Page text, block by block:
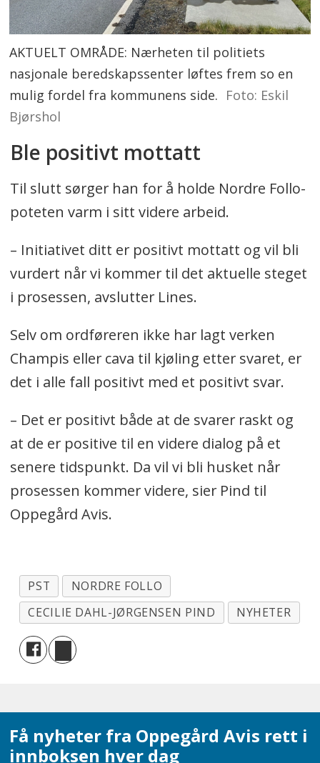
AKTUELT OMRÅDE: Nærheten til politiets
nasjonale beredskapssenter løftes frem so en
mulig fordel fra kommunens side. Foto: Eskil
Bjørshol
Ble positivt mottatt
Til slutt sørger han for å holde Nordre Follo-
poteten varm i sitt videre arbeid.
– Initiativet ditt er positivt mottatt og vil bli
vurdert når vi kommer til det aktuelle steget
i prosessen, avslutter Lines.
Selv om ordføreren ikke har lagt verken
Champis eller cava til kjøling etter svaret, er
det i alle fall positivt med et positivt svar.
– Det er positivt både at de svarer raskt og
at de er positive til en videre dialog på et
senere tidspunkt. Da vil vi bli husket når
prosessen kommer videre, sier Pind til
Oppegård Avis.
PST
NORDRE FOLLO
CECILIE DAHL-JØRGENSEN PIND
NYHETER
Få nyheter fra Oppegård Avis rett i
innboksen hver dag